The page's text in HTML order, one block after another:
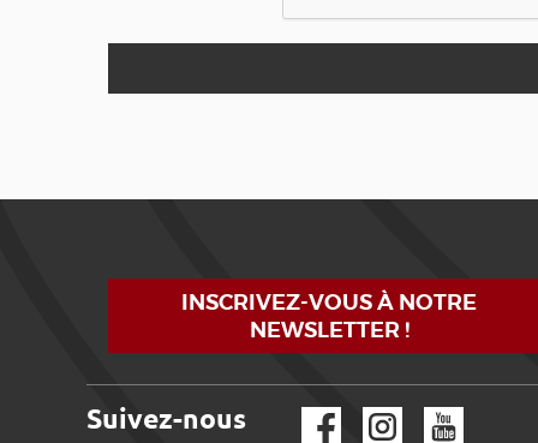
INSCRIVEZ-VOUS À NOTRE
NEWSLETTER !
Suivez-nous